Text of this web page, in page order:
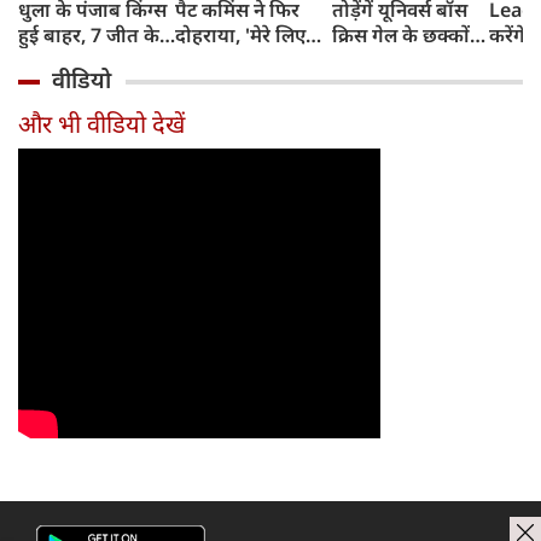
धुला के पंजाब किंग्स
हुई बाहर, 7 जीत के
पैट कमिंस ने फिर
दोहराया, 'मेरे लिए
तोड़ेंगें यूनिवर्स बॉस
क्रिस गेल के छक्कों
करेंगे
टीम में
वीडियो
और भी वीडियो देखें